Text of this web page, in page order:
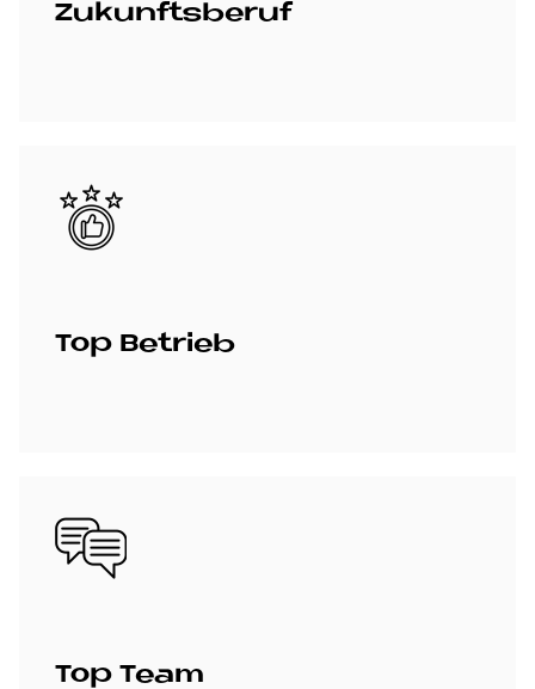
Zu­kunfts­be­ruf
Bild
Top Be­trieb
Bild
Top Team